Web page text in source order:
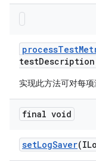
processTest
testDescription
实现此方法可对每项
final void
setLogSaver